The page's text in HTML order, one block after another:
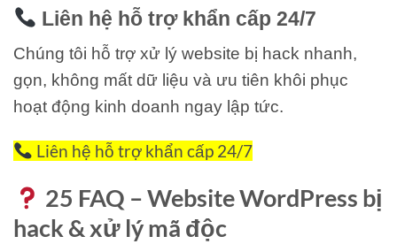
Liên hệ hỗ trợ khẩn cấp 24/7
Chúng tôi hỗ trợ xử lý website bị hack nhanh,
gọn, không mất dữ liệu và ưu tiên khôi phục
hoạt động kinh doanh ngay lập tức.
Liên hệ hỗ trợ khẩn cấp 24/7
25 FAQ – Website WordPress bị
hack & xử lý mã độc